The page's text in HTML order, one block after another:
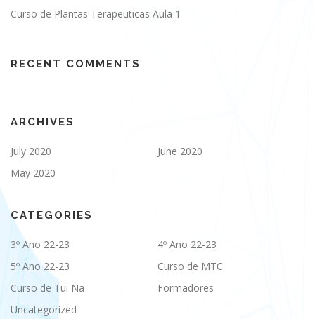
Curso de Plantas Terapeuticas Aula 1
RECENT COMMENTS
ARCHIVES
July 2020
June 2020
May 2020
CATEGORIES
3º Ano 22-23
4º Ano 22-23
5º Ano 22-23
Curso de MTC
Curso de Tui Na
Formadores
Uncategorized